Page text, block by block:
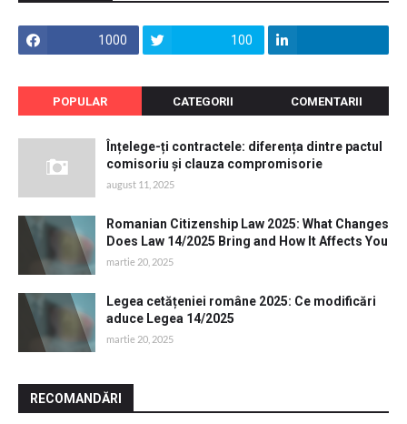
1000 100
POPULAR CATEGORII COMENTARII
Înțelege-ți contractele: diferența dintre pactul
comisoriu și clauza compromisorie
august 11, 2025
Romanian Citizenship Law 2025: What Changes
Does Law 14/2025 Bring and How It Affects You
martie 20, 2025
Legea cetățeniei române 2025: Ce modificări
aduce Legea 14/2025
martie 20, 2025
RECOMANDĂRI